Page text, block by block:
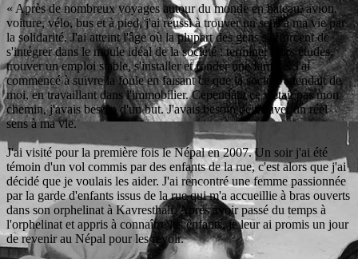
« Après de nombreux voyages autour du monde en bateau, avion,
voiture, vélo, bus et à pied, j'ai réussi à trouver un sens à ma vie par
la solidarité. J'ai atteint l'âge où la plupart des gens s'efforcent de
s'intégrer dans le moule idéal de la société : terminer leurs études,
trouver un emploi stable, s'installer et fonder une famille. J'ai
commencé à suivre la foule en faisant ce que la société attendait de
moi, en travaillant dans l'immobilier. Cependant ce n'était pas mon
chemin, j'avais besoin d'un but. J'avais besoin de trouver un réel
sens à ma vie.
J'ai visité pour la première fois le Népal en 2007. Un soir j'ai été
témoin d'un vol commis par des enfants de la rue, c'est alors que j'ai
décidé que je voulais les aider. J'ai rencontré une femme passionnée
par la garde d'enfants issus de la rue qui m'a accueillie à bras ouverts
dans son orphelinat à Kavresthali. Après avoir passé du temps à
l'orphelinat et appris à connaître les enfants, je leur ai promis un jour
de revenir au Népal pour les revoir.